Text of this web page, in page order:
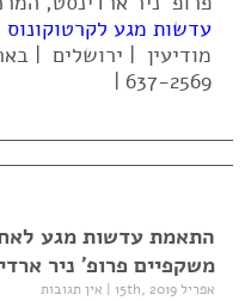
עדשות מגע לקרטוקונוס
637-2569 |
התאמת עדשות מגע
משקפיים פרופ' ניר
אפריל 15th, 2019 | אין תגובות